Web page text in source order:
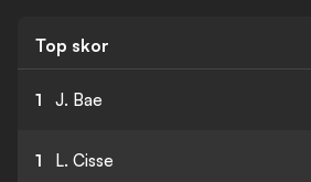
Top skor
1 J. Bae
1 L. Cisse